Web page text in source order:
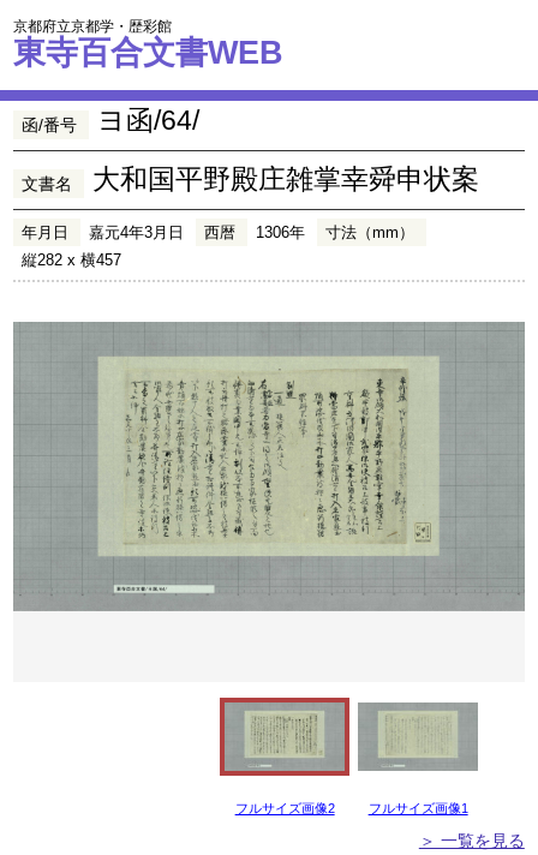
京都府立京都学・歴彩館
東寺百合文書WEB
函/番号 ヨ函/64/
文書名 大和国平野殿庄雑掌幸舜申状案
年月日 嘉元4年3月日 西暦 1306年
寸法（mm）
縦282 x 横457
フルサイズ画像2 フルサイズ画像1
＞ 一覧を見る